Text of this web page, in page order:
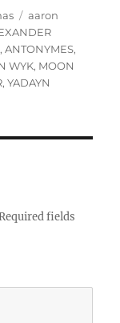
Tags
aaron
,ANTONYMES,
WYK, MOON
,YADAYN
fields